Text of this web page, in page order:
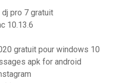
pro 7 gratuit
10.13.6
gratuit pour windows 10
apk for android